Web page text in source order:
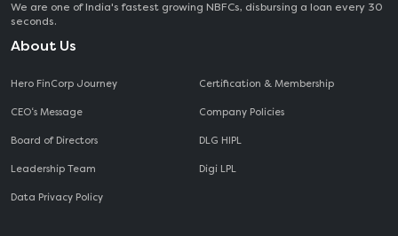
We are one of India's fastest growing NBFCs, disbursing a loan every 30
seconds.
About Us
Hero FinCorp Journey
CEO‘s Message
Board of Directors
Leadership Team
Data Privacy Policy
Certification & Membership
Company Policies
DLG HIPL
Digi LPL